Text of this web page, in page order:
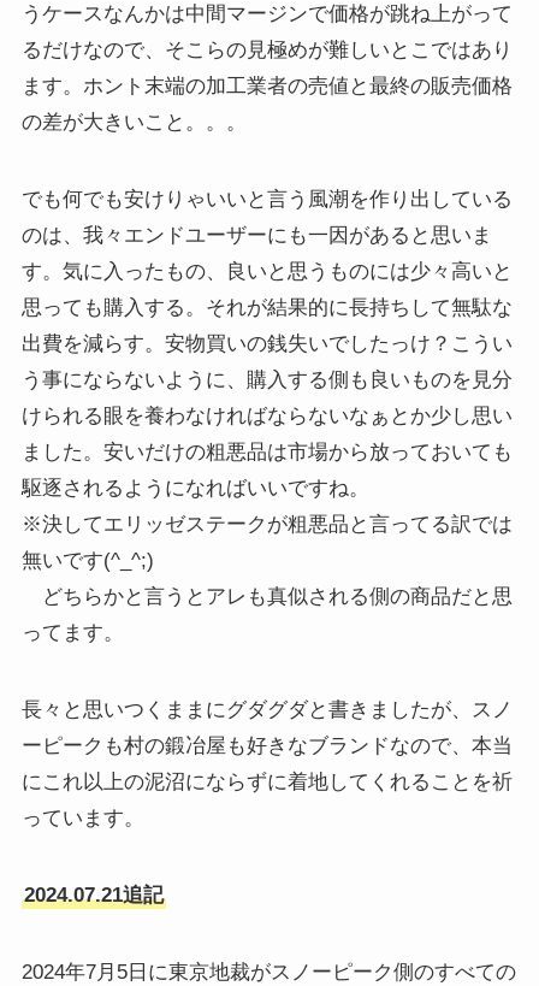
うケースなんかは中間マージンで価格が跳ね上がって
るだけなので、そこらの見極めが難しいとこではあり
ます。ホント末端の加工業者の売値と最終の販売価格
の差が大きいこと。。。
でも何でも安けりゃいいと言う風潮を作り出している
のは、我々エンドユーザーにも一因があると思いま
す。気に入ったもの、良いと思うものには少々高いと
思っても購入する。それが結果的に長持ちして無駄な
出費を減らす。安物買いの銭失いでしたっけ？こうい
う事にならないように、購入する側も良いものを見分
けられる眼を養わなければならないなぁとか少し思い
ました。安いだけの粗悪品は市場から放っておいても
駆逐されるようになればいいですね。
※決してエリッゼステークが粗悪品と言ってる訳では
無いです(^_^;)
どちらかと言うとアレも真似される側の商品だと思
ってます。
長々と思いつくままにグダグダと書きましたが、スノ
ーピークも村の鍛冶屋も好きなブランドなので、本当
にこれ以上の泥沼にならずに着地してくれることを祈
っています。
2024.07.21追記
2024年7月5日に東京地裁がスノーピーク側のすべての